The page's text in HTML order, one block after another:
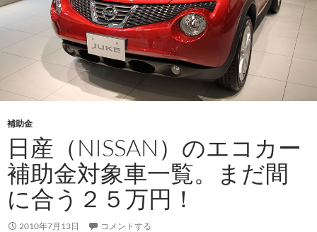
補助金
日産（NISSAN）のエコカー
補助金対象車一覧。まだ間
に合う２５万円！
2010年7月13日 コメントする